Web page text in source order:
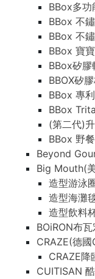
BBox多功
BBox 不
BBox 不
BBox 寶
BBox矽膠
BBOX矽
BBox 專
BBox
(第二代)
BBox 野
Beyond
Big Mouth(
造型游泳
造型海灘
造型飲料
BOiRON布瓦
CRAZE(德
CRAZE降
CUITISAN